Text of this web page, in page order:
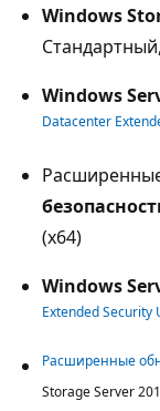
Windows
Windows
Datacenter
(x64)
Windows
Extended Security
Расширенные
Storage Server